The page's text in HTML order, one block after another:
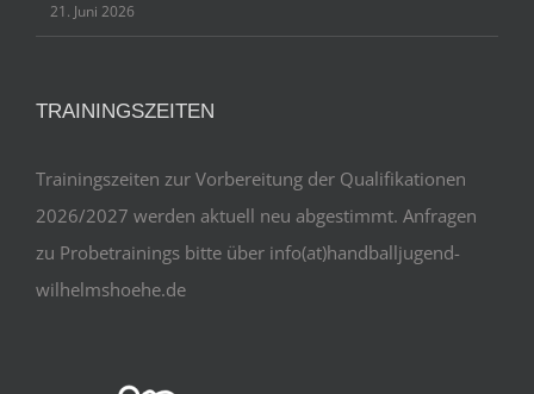
21. Juni 2026
TRAININGSZEITEN
Trainingszeiten zur Vorbereitung der Qualifikationen
2026/2027 werden aktuell neu abgestimmt. Anfragen
zu Probetrainings bitte über info(at)handballjugend-
wilhelmshoehe.de